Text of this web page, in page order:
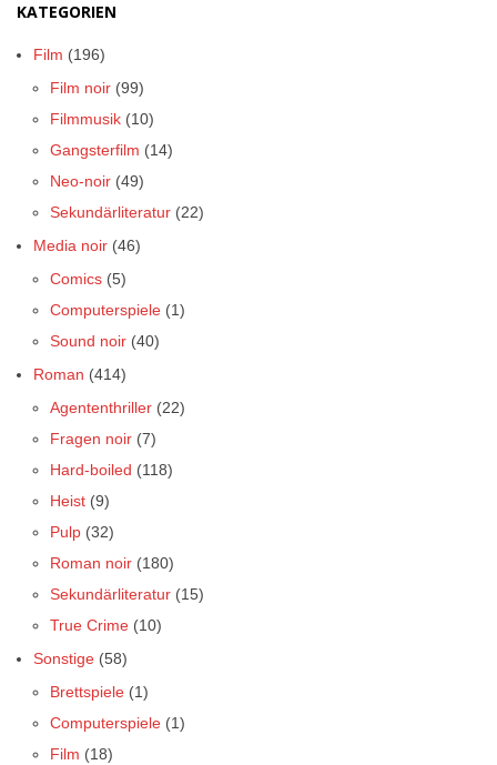
KATEGORIEN
Film (196)
Film noir (99)
Filmmusik (10)
Gangsterfilm (14)
Neo-noir (49)
Sekundärliteratur (22)
Media noir (46)
Comics (5)
Computerspiele (1)
Sound noir (40)
Roman (414)
Agententhriller (22)
Fragen noir (7)
Hard-boiled (118)
Heist (9)
Pulp (32)
Roman noir (180)
Sekundärliteratur (15)
True Crime (10)
Sonstige (58)
Brettspiele (1)
Computerspiele (1)
Film (18)